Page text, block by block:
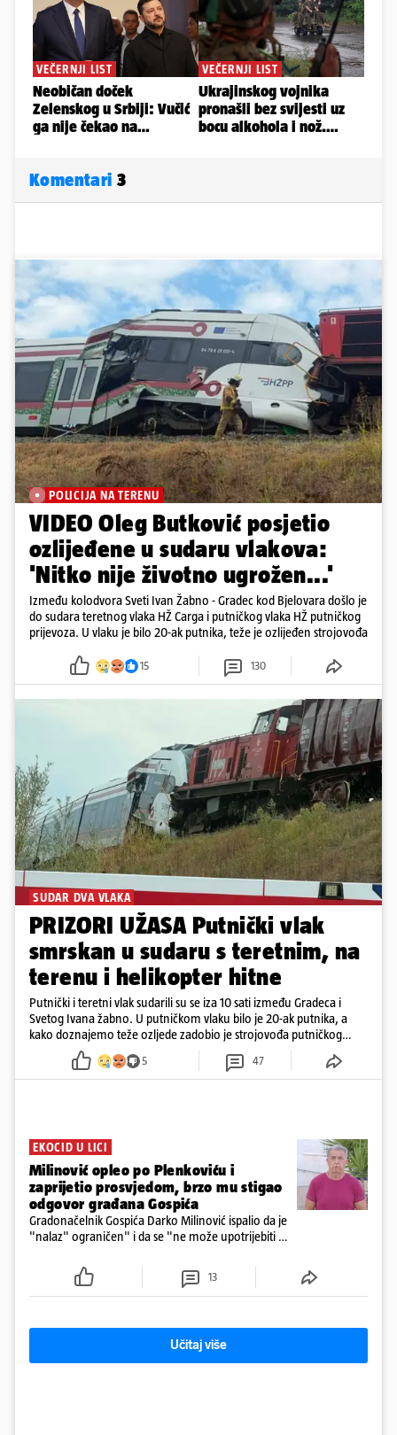
Komentari 3
POLICIJA NA TERENU
VIDEO Oleg Butković posjetio
ozlijeđene u sudaru vlakova:
'Nitko nije životno ugrožen...'
Između kolodvora Sveti Ivan Žabno - Gradec kod Bjelovara došlo je
do sudara teretnog vlaka HŽ Carga i putničkog vlaka HŽ putničkog
prijevoza. U vlaku je bilo 20-ak putnika, teže je ozlijeđen strojovođa
15 130
SUDAR DVA VLAKA
PRIZORI UŽASA Putnički vlak
smrskan u sudaru s teretnim, na
terenu i helikopter hitne
Putnički i teretni vlak sudarili su se iza 10 sati između Gradeca i
Svetog Ivana žabno. U putničkom vlaku bilo je 20-ak putnika, a
kako doznajemo teže ozljede zadobio je strojovođa putničkog
vlaka. Zatvoren je promet, a fotoreporteri Prigorskog objavili su
prve snimke s mjesta sudara
5 47
EKOCID U LICI
Milinović opleo po Plenkoviću i
zaprijetio prosvjedom, brzo mu stigao
odgovor građana Gospića
Gradonačelnik Gospića Darko Milinović ispalio da je
"nalaz" ograničen" i da se "ne može upotrijebiti za
ga je naručio Uskok i da je dio spisa
13
Učitaj više